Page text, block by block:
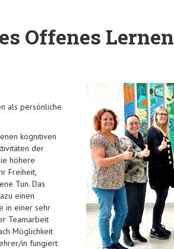
Offenes Lernen
als persönliche
kognitiven
der
höhere
Freiheit,
Tun. Das
einen
in einer sehr
Teamarbeit
Möglichkeit
in fungiert